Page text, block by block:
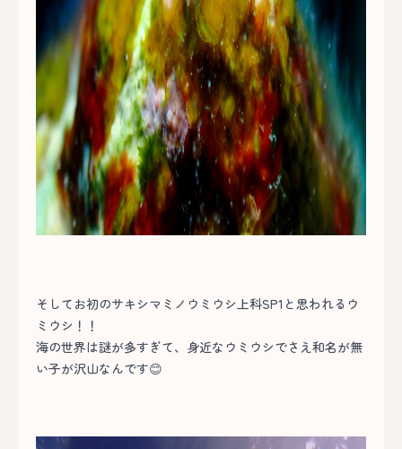
そしてお初のサキシマミノウミウシ上科SP1と思われるウ
ミウシ！！
海の世界は謎が多すぎて、身近なウミウシでさえ和名が無
い子が沢山なんです😊